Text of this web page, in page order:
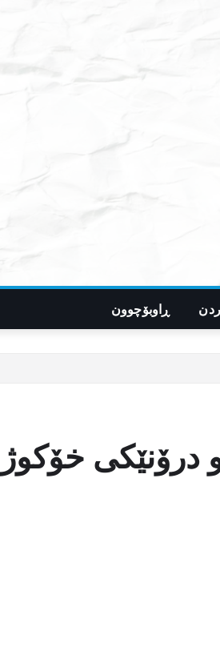
ڕاوبۆچوون
درۆنێکی خۆکوژ